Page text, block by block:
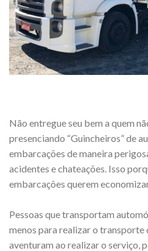
Não entregue seu bem a quem
presenciando “Guincheiros” de
embarcações de maneira
acidentes e chateações. Isso
embarcações querem
Pessoas que transportam
menos para realizar o transporte
aventuram ao realizar o serviço,